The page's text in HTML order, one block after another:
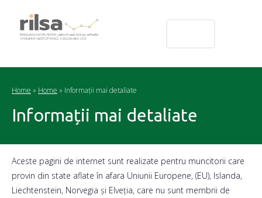
Home » Home » Informații mai detaliate
Informații mai detaliate
Aceste pagini de internet sunt realizate pentru muncitorii care
provin din state aflate în afara Uniunii Europene, (EU), Islanda,
Liechtenstein, Norvegia și Elveția, care nu sunt membrii de